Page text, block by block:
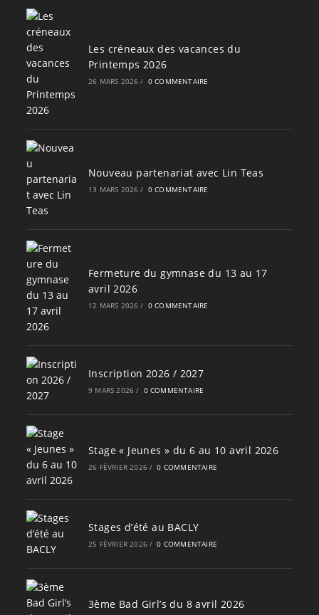
Les créneaux des vacances du
Printemps 2026
26 MARS 2026 / 0 COMMENTAIRE
Nouveau partenariat avec Lin Teas
13 MARS 2026 / 0 COMMENTAIRE
Fermeture du gymnase du 13 au 17
avril 2026
12 MARS 2026 / 0 COMMENTAIRE
Inscription 2026 / 2027
9 MARS 2026 / 0 COMMENTAIRE
Stage « Jeunes » du 6 au 10 avril 2026
26 FÉVRIER 2026 / 0 COMMENTAIRE
Stages d’été au BACLY
25 FÉVRIER 2026 / 0 COMMENTAIRE
3ème Bad Girl’s du 8 avril 2026